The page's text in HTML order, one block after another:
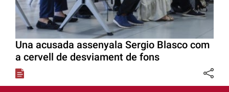
Una acusada assenyala Sergio Blasco com
a cervell de desviament de fons